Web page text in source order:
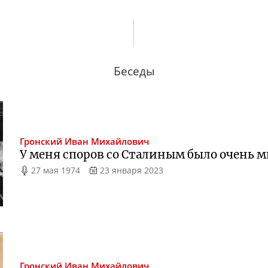
Беседы
Гронский Иван Михайлович
У меня споров со Сталиным было очень
27 мая 1974 23 января 2023